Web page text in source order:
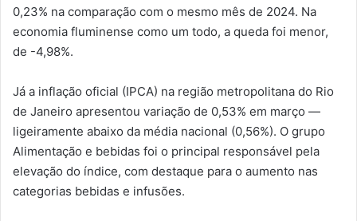
0,23% na comparação com o mesmo mês de 2024. Na
economia fluminense como um todo, a queda foi menor,
de -4,98%.
Já a inflação oficial (IPCA) na região metropolitana do Rio
de Janeiro apresentou variação de 0,53% em março —
ligeiramente abaixo da média nacional (0,56%). O grupo
Alimentação e bebidas foi o principal responsável pela
elevação do índice, com destaque para o aumento nas
categorias bebidas e infusões.